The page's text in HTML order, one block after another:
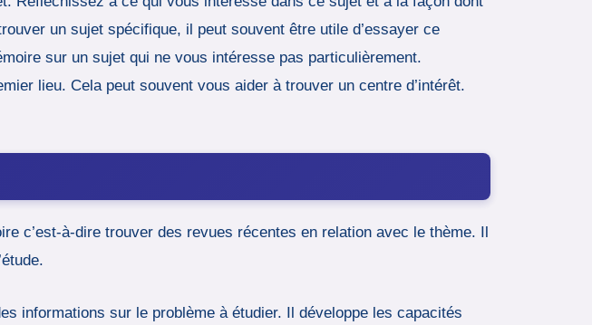
un sujet spécifique, il peut souvent être utile d’essayer ce
sur un sujet qui ne vous intéresse pas particulièrement.
lieu. Cela peut souvent vous aider à trouver un centre d’intérêt.
c’est-à-dire trouver des revues récentes en relation avec le thème. Il
informations sur le problème à étudier. Il développe les capacités